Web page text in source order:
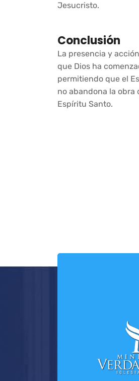
Jesucristo.
Conclusión
La presencia y
que Dios ha
permitiendo que el
no abandona la obra
Espíritu Santo.